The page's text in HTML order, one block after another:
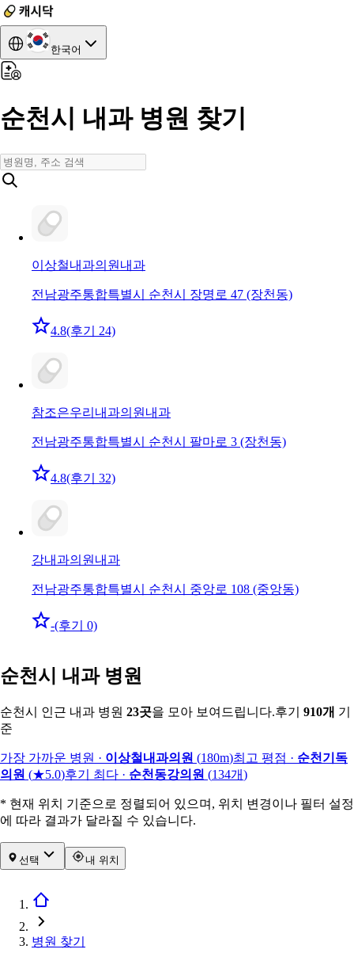
한국어
순천시 내과 병원 찾기
이상철내과의원 내과
전남광주통합특별시 순천시 장명로 47 (장천동)
4.8(후기 24)
참조은우리내과의원 내과
전남광주통합특별시 순천시 팔마로 3 (장천동)
4.8(후기 32)
강내과의원 내과
전남광주통합특별시 순천시 중앙로 108 (중앙동)
-(후기 0)
순천시 내과 병원
순천시 인근 내과 병원 23곳을 모아 보여드립니다.후기 910개 기
준
가장 가까운 병원 · 이상철내과의원 (180m)최고 평점 · 순천기독
의원 (★5.0)후기 최다 · 순천동강의원 (134개)
* 현재 위치 기준으로 정렬되어 있으며, 위치 변경이나 필터 설정
에 따라 결과가 달라질 수 있습니다.
선택 내 위치
병원 찾기